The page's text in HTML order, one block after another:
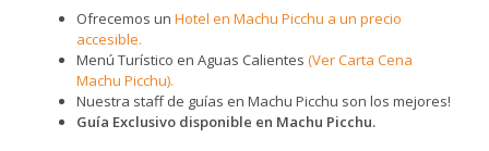
Ofrecemos un Hotel en Machu Picchu a un precio
accesible.
Menú Turístico en Aguas Calientes (Ver Carta Cena
Machu Picchu).
Nuestra staff de guías en Machu Picchu son los mejores!
Guía Exclusivo disponible en Machu Picchu.